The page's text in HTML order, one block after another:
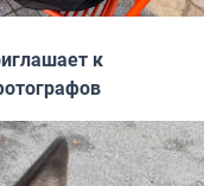
к